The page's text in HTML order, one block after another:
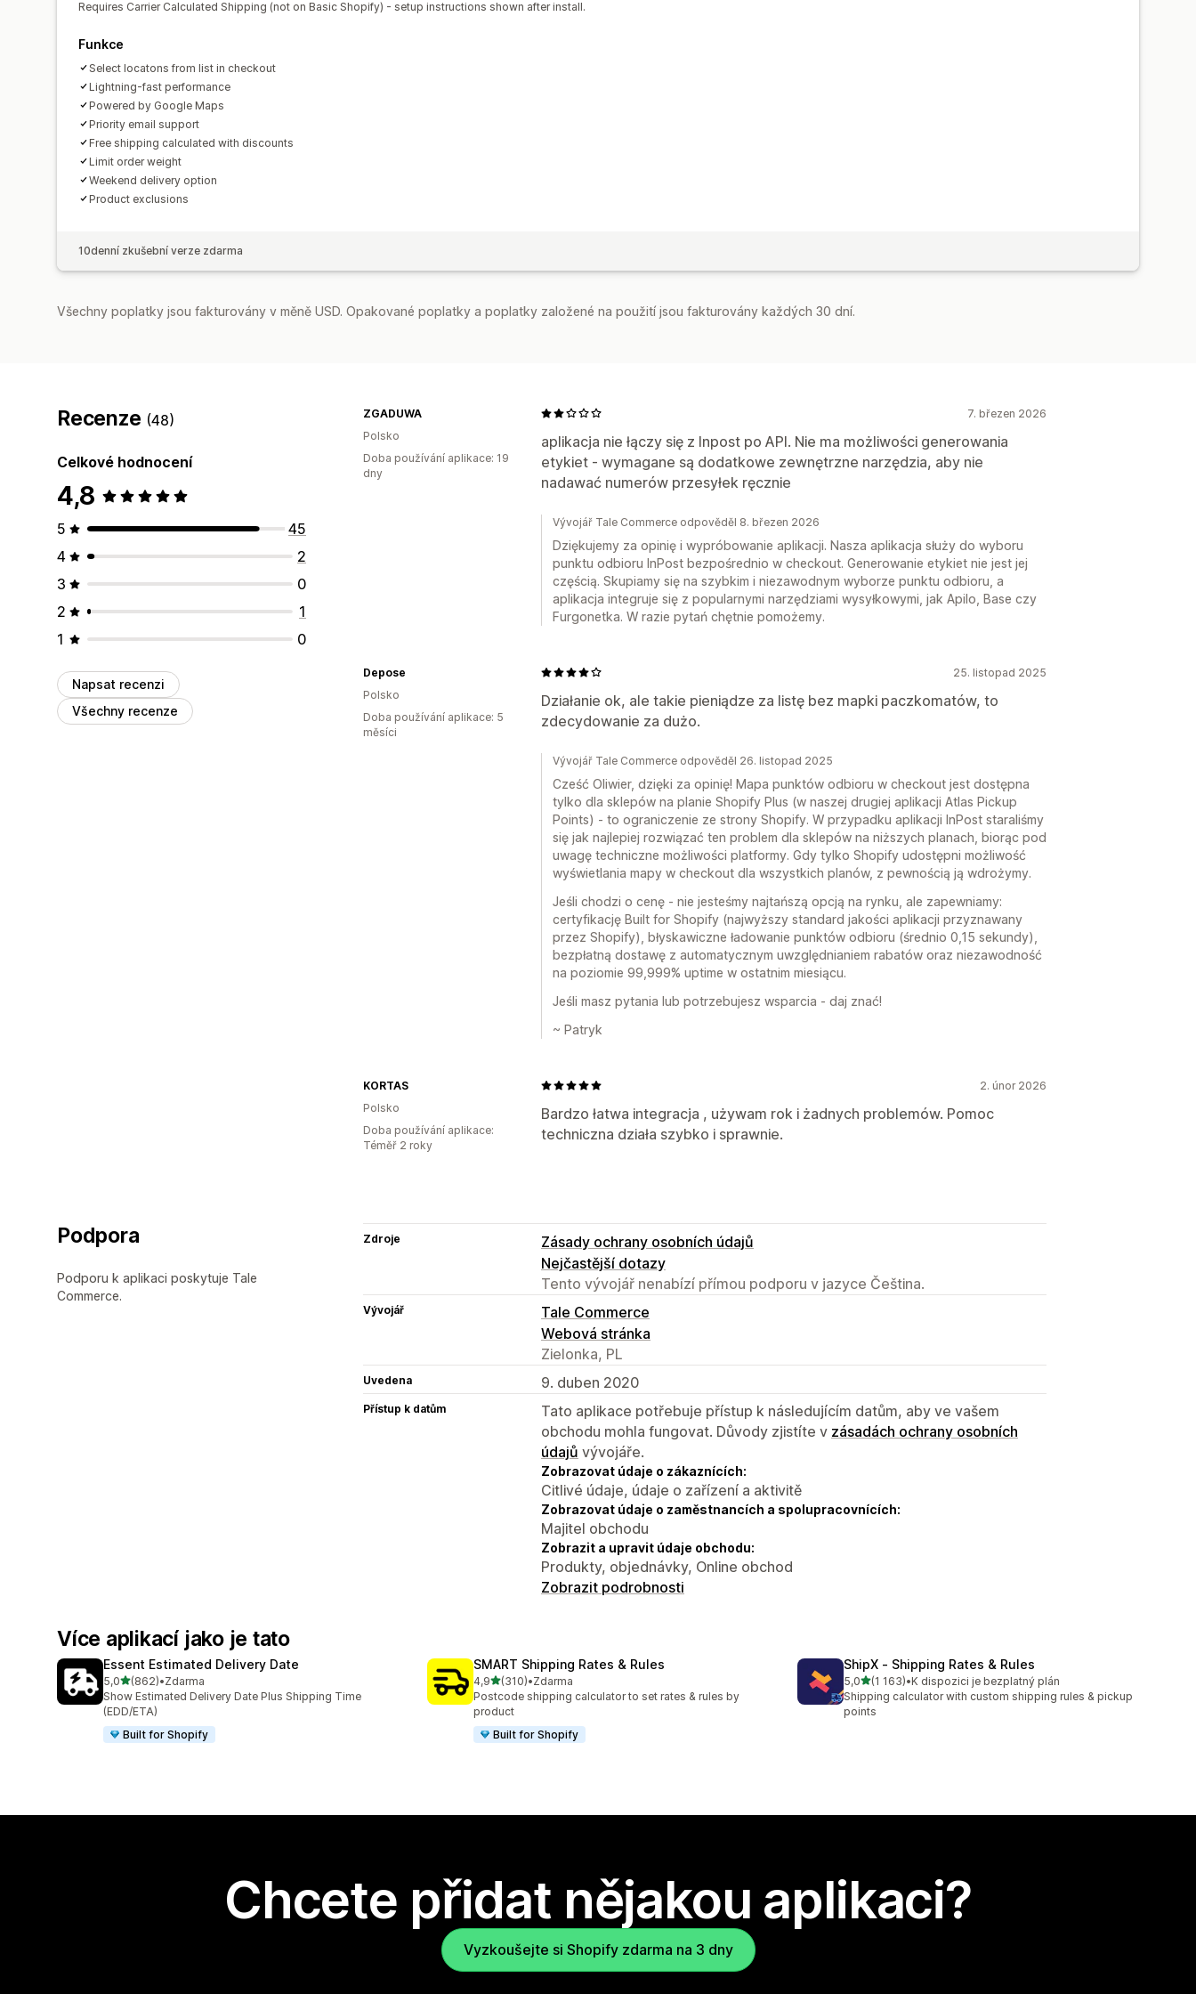
Requires Carrier Calculated Shipping (not on Basic Shopify) - setup instructions shown after install.
Funkce
Select locatons from list in checkout
Lightning-fast performance
Powered by Google Maps
Priority email support
Free shipping calculated with discounts
Limit order weight
Weekend delivery option
Product exclusions
10denní zkušební verze zdarma
Všechny poplatky jsou fakturovány v měně USD. Opakované poplatky a poplatky založené na použití jsou fakturovány každých 30 dní.
Recenze (48)
Celkové hodnocení
4,8
5
45
4
2
3
0
2
1
1
0
Napsat recenzi
Všechny recenze
7. březen 2026
aplikacja nie łączy się z Inpost po API. Nie ma możliwości generowania
etykiet - wymagane są dodatkowe zewnętrzne narzędzia, aby nie
nadawać numerów przesyłek ręcznie
ZGADUWA
Polsko
Doba používání aplikace: 19
dny
Vývojář Tale Commerce odpověděl 8. březen 2026
Dziękujemy za opinię i wypróbowanie aplikacji. Nasza aplikacja służy do wyboru
punktu odbioru InPost bezpośrednio w checkout. Generowanie etykiet nie jest jej
częścią. Skupiamy się na szybkim i niezawodnym wyborze punktu odbioru, a
aplikacja integruje się z popularnymi narzędziami wysyłkowymi, jak Apilo, Base czy
Furgonetka. W razie pytań chętnie pomożemy.
25. listopad 2025
Działanie ok, ale takie pieniądze za listę bez mapki paczkomatów, to
zdecydowanie za dużo.
Depose
Polsko
Doba používání aplikace: 5
měsíci
Vývojář Tale Commerce odpověděl 26. listopad 2025
Cześć Oliwier, dzięki za opinię! Mapa punktów odbioru w checkout jest dostępna
tylko dla sklepów na planie Shopify Plus (w naszej drugiej aplikacji Atlas Pickup
Points) - to ograniczenie ze strony Shopify. W przypadku aplikacji InPost staraliśmy
się jak najlepiej rozwiązać ten problem dla sklepów na niższych planach, biorąc pod
uwagę techniczne możliwości platformy. Gdy tylko Shopify udostępni możliwość
wyświetlania mapy w checkout dla wszystkich planów, z pewnością ją wdrożymy.
Jeśli chodzi o cenę - nie jesteśmy najtańszą opcją na rynku, ale zapewniamy:
certyfikację Built for Shopify (najwyższy standard jakości aplikacji przyznawany
przez Shopify), błyskawiczne ładowanie punktów odbioru (średnio 0,15 sekundy),
bezpłatną dostawę z automatycznym uwzględnianiem rabatów oraz niezawodność
na poziomie 99,999% uptime w ostatnim miesiącu.
Jeśli masz pytania lub potrzebujesz wsparcia - daj znać!
~ Patryk
2. únor 2026
Bardzo łatwa integracja , używam rok i żadnych problemów. Pomoc
techniczna działa szybko i sprawnie.
KORTAS
Polsko
Doba používání aplikace:
Téměř 2 roky
Podpora
Podporu k aplikaci poskytuje Tale
Commerce.
Zdroje
Zásady ochrany osobních údajů
Nejčastější dotazy
Tento vývojář nenabízí přímou podporu v jazyce Čeština.
Vývojář
Tale Commerce
Webová stránka
Zielonka, PL
Uvedena 9. duben 2020
Přístup k datům
Tato aplikace potřebuje přístup k následujícím datům, aby ve vašem
obchodu mohla fungovat. Důvody zjistíte v zásadách ochrany osobních
údajů vývojáře.
Zobrazovat údaje o zákaznících:
Citlivé údaje, údaje o zařízení a aktivitě
Zobrazovat údaje o zaměstnancích a spolupracovnících:
Majitel obchodu
Zobrazit a upravit údaje obchodu:
Produkty, objednávky, Online obchod
Zobrazit podrobnosti
Více aplikací jako je tato
Essent Estimated Delivery Date
5,0z 5 hvězd
(862)
Celkový počet recenzí: 862
•Zdarma
Show Estimated Delivery Date Plus Shipping Time
(EDD/ETA)
Built for Shopify
SMART Shipping Rates & Rules
4,9z 5 hvězd
(310)
Celkový počet recenzí: 310
•Zdarma
Postcode shipping calculator to set rates & rules by
product
Built for Shopify
ShipX ‑ Shipping Rates & Rules
5,0z 5 hvězd
(1 163)
Celkový počet recenzí: 1163
•K dispozici je bezplatný plán
Shipping calculator with custom shipping rules & pickup
points
Chcete přidat nějakou aplikaci?
Vyzkoušejte si Shopify zdarma na 3 dny